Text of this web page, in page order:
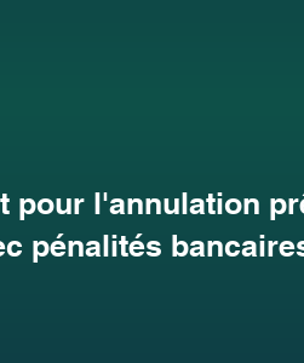
pour l'annulation
pénalités